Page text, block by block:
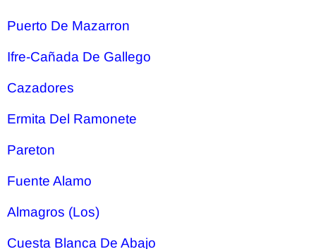
Puerto De Mazarron
Ifre-Cañada De Gallego
Cazadores
Ermita Del Ramonete
Pareton
Fuente Alamo
Almagros (Los)
Cuesta Blanca De Abajo